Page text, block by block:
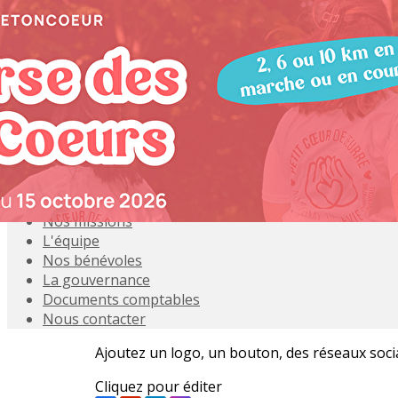
Exporter les lignes sélectionnées
Exporter toutes les colonnes
Exporter uniquement les colonnes affichées
Menu
<
>
L'association
Notre histoire
Nos missions
L'équipe
Nos bénévoles
La gouvernance
Documents comptables
Nous contacter
Ajoutez un logo, un bouton, des réseaux
Cliquez pour éditer